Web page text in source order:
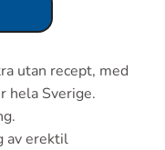
utan recept, med
hela Sverige.
av erektil